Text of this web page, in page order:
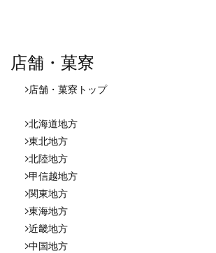
店舗・菓寮
店舗・菓寮 トップ
北海道地方
東北地方
北陸地方
甲信越地方
関東地方
東海地方
近畿地方
中国地方